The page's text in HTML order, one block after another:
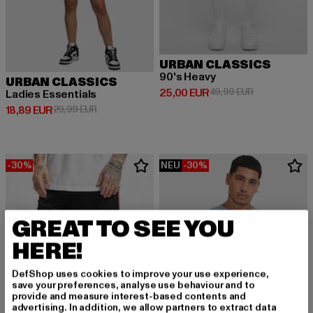
URBAN CLASSICS
Ladies Essentials
18,89 EUR
Derzeitiger Preis: 18,89 EUR
29,99 EURAktionspreis: 29,99 EUR
URBAN CLASSICS
90's Heavy
25,00 EUR
Derzeitiger Preis: 25,00 EUR
49,99 EURAktionspreis:
-30% NEU -30%
GREAT TO SEE YOU
HERE!
DefShop uses cookies to improve your use experience,
save your preferences, analyse use behaviour and to
provide and measure interest-based contents and
advertising. In addition, we allow partners to extract data